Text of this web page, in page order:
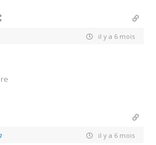
il y a 6 mois
il y a 6 mois